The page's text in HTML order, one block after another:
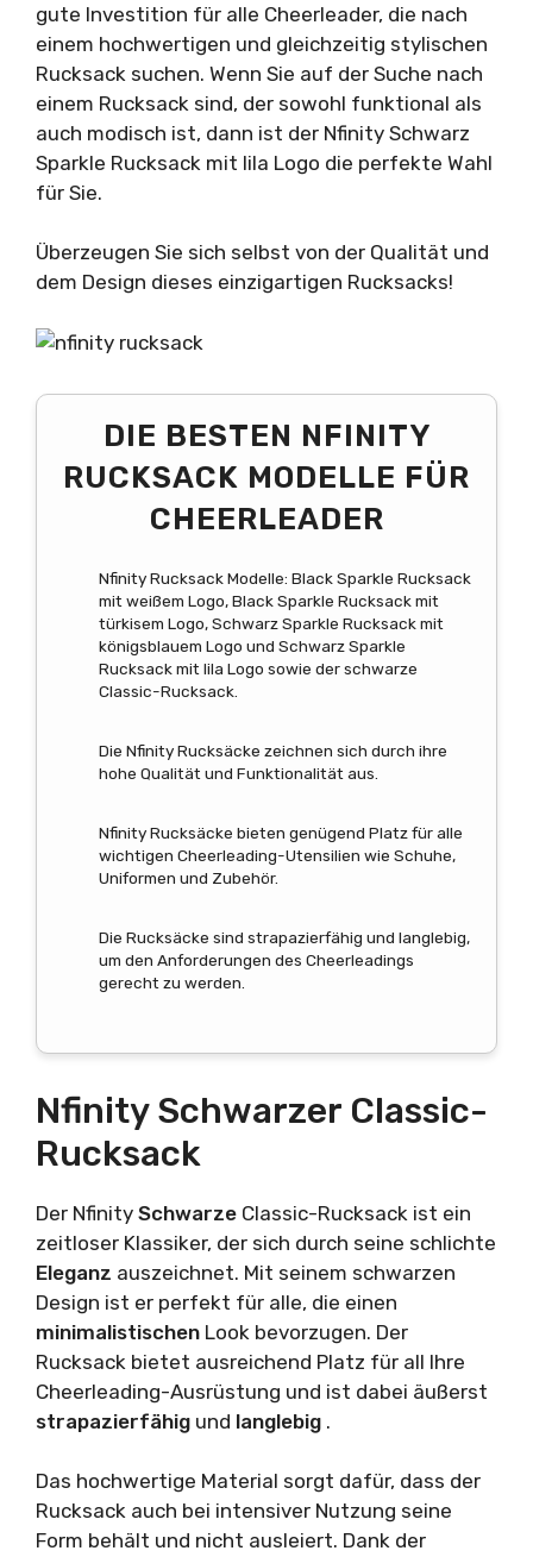
gute Investition für alle Cheerleader, die nach
einem hochwertigen und gleichzeitig stylischen
Rucksack suchen. Wenn Sie auf der Suche nach
einem Rucksack sind, der sowohl funktional als
auch modisch ist, dann ist der Nfinity Schwarz
Sparkle Rucksack mit lila Logo die perfekte Wahl
für Sie.
Überzeugen Sie sich selbst von der Qualität und
dem Design dieses einzigartigen Rucksacks!
DIE BESTEN NFINITY
RUCKSACK MODELLE FÜR
CHEERLEADER
Nfinity Rucksack Modelle: Black Sparkle Rucksack
mit weißem Logo, Black Sparkle Rucksack mit
türkisem Logo, Schwarz Sparkle Rucksack mit
königsblauem Logo und Schwarz Sparkle
Rucksack mit lila Logo sowie der schwarze
Classic-Rucksack.
Die Nfinity Rucksäcke zeichnen sich durch ihre
hohe Qualität und Funktionalität aus.
Nfinity Rucksäcke bieten genügend Platz für alle
wichtigen Cheerleading-Utensilien wie Schuhe,
Uniformen und Zubehör.
Die Rucksäcke sind strapazierfähig und langlebig,
um den Anforderungen des Cheerleadings
gerecht zu werden.
Nfinity Schwarzer Classic-
Rucksack
Der Nfinity Schwarze Classic-Rucksack ist ein
zeitloser Klassiker, der sich durch seine schlichte
Eleganz auszeichnet. Mit seinem schwarzen
Design ist er perfekt für alle, die einen
minimalistischen Look bevorzugen. Der
Rucksack bietet ausreichend Platz für all Ihre
Cheerleading-Ausrüstung und ist dabei äußerst
strapazierfähig und langlebig .
Das hochwertige Material sorgt dafür, dass der
Rucksack auch bei intensiver Nutzung seine
Form behält und nicht ausleiert. Dank der